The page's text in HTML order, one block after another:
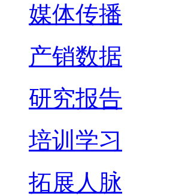
媒体传播
产销数据
研究报告
培训学习
拓展人脉